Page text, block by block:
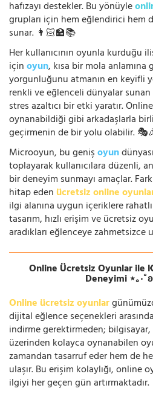
hafızayı destekler. Bu yönüyle
grupları için hem eğlendirici hem
sunar. 👩🏻‍🏫📚
Her kullanıcının oyunla kurduğu
içinoyun, kısa bir mola
yorgunluğunu atmanın en keyifli
renkli ve eğlenceli dünyalar
stres azaltıcı bir etki yaratır.
oynanabildiği gibi arkadaşlarla
geçirmenin de bir yolu olabilir.
Microoyun, bu genişoyun
toplayarak kullanıcılara düzenli,
bir deneyim sunmayı amaçlar.
hitap eden ücretsiz online
ilgi alanına uygun içeriklere
tasarım, hızlı erişim ve ücretsiz
aradıkları eğlenceye zahmetsizce
Online Ücretsiz Oyunlar ile
Deneyimi ⋆｡
Online ücretsiz oyunlar
dijital eğlence seçenekleri
indirme gerektirmeden;
üzerinden kolayca oynanabilen
zamandan tasarruf eder hem de
ulaşır. Bu erişim kolaylığı, online
ilgiyi her geçen gün